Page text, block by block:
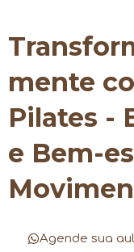
mente
Pilates -
e Bem-
Agende sua